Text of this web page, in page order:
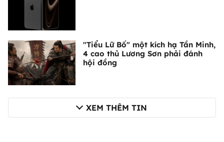
"Tiểu Lữ Bố" một kích hạ Tần Minh,
4 cao thủ Lương Sơn phải đánh
hội đồng
XEM THÊM TIN